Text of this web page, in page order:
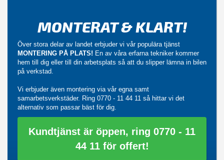
MONTERAT & KLART!
Över stora delar av landet erbjuder vi vår populära tjänst
MONTERING PÅ PLATS! En av våra erfarna tekniker kommer
hem till dig eller till din arbetsplats så att du slipper lämna in bilen
på verkstad.
Vi erbjuder även montering via vår egna samt
samarbetsverkstäder. Ring 0770 - 11 44 11 så hittar vi det
alternativ som passar bäst för dig.
Kundtjänst är öppen, ring 0770 - 11
44 11 för offert!